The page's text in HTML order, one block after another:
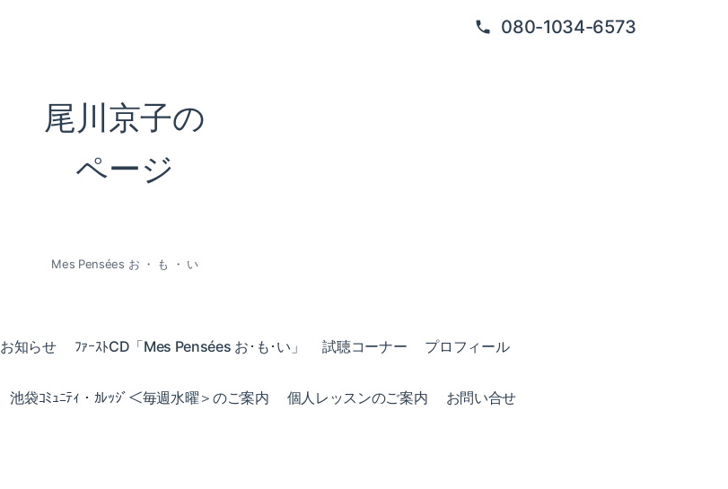
080-1034-6573
尾川京子の
ページ
Mes Pensées お ・ も ・ い
お知らせ ﾌｧｰｽﾄCD「Mes Pensées お･も･い」 試聴コーナー プロフィール
池袋ｺﾐｭﾆﾃｨ・ｶﾚｯｼﾞ＜毎週水曜＞のご案内 個人レッスンのご案内 お問い合せ